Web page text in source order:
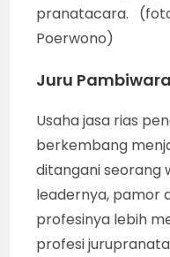
pranatacara.
Poerwono)
Juru
Usaha jasa rias
berkembang
ditangani seorang
leadernya, pamor
profesinya lebih
profesi